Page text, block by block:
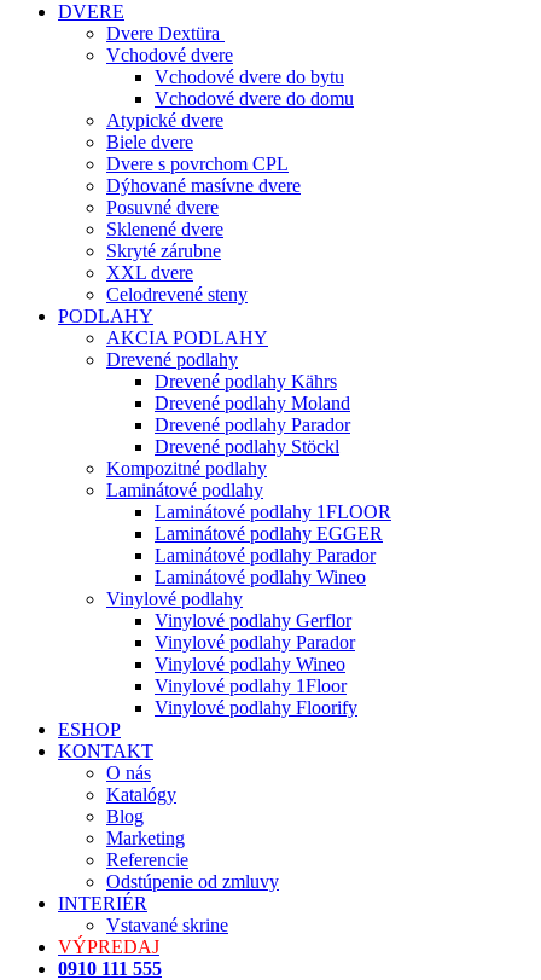
DVERE
Dvere Dextüra
Vchodové dvere
Vchodové dvere do bytu
Vchodové dvere do domu
Atypické dvere
Biele dvere
Dvere s povrchom CPL
Dýhované masívne dvere
Posuvné dvere
Sklenené dvere
Skryté zárubne
XXL dvere
Celodrevené steny
PODLAHY
AKCIA PODLAHY
Drevené podlahy
Drevené podlahy Kährs
Drevené podlahy Moland
Drevené podlahy Parador
Drevené podlahy Stöckl
Kompozitné podlahy
Laminátové podlahy
Laminátové podlahy 1FLOOR
Laminátové podlahy EGGER
Laminátové podlahy Parador
Laminátové podlahy Wineo
Vinylové podlahy
Vinylové podlahy Gerflor
Vinylové podlahy Parador
Vinylové podlahy Wineo
Vinylové podlahy 1Floor
Vinylové podlahy Floorify
ESHOP
KONTAKT
O nás
Katalógy
Blog
Marketing
Referencie
Odstúpenie od zmluvy
INTERIÉR
Vstavané skrine
VÝPREDAJ
0910 111 555